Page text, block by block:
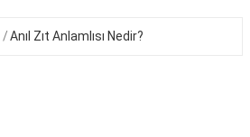
Anıl Zıt Anlamlısı Nedir?